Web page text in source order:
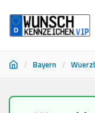
/ Bayern /